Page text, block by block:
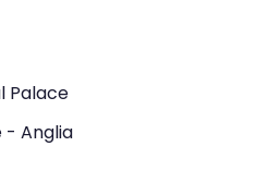
Palace
- Anglia